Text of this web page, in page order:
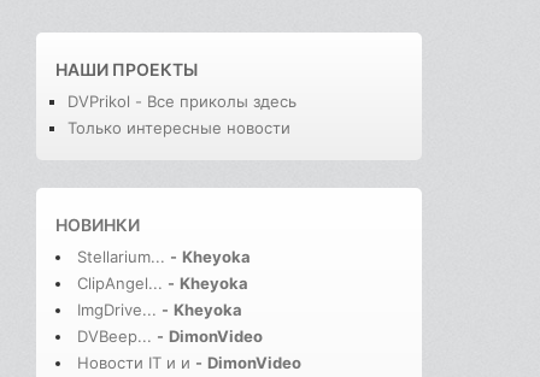
НАШИ ПРОЕКТЫ
DVPrikol - Все приколы здесь
Только интересные новости
НОВИНКИ
Stellarium... - Kheyoka
ClipAngel... - Kheyoka
ImgDrive... - Kheyoka
DVBeep... - DimonVideo
Новости IT и и - DimonVideo